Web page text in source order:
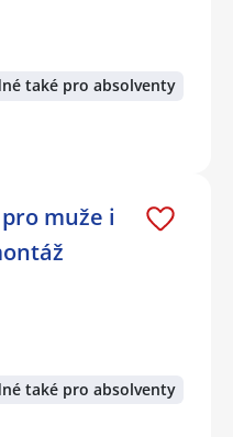
také pro absolventy
muže i
také pro absolventy